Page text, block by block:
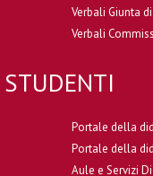
Verbali Giunta
Verbali
STUDENTI
Portale della
Portale della
Aule e Servizi